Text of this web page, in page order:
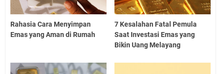
Rahasia Cara Menyimpan
Emas yang Aman di Rumah
7 Kesalahan Fatal Pemula
Saat Investasi Emas yang
Bikin Uang Melayang